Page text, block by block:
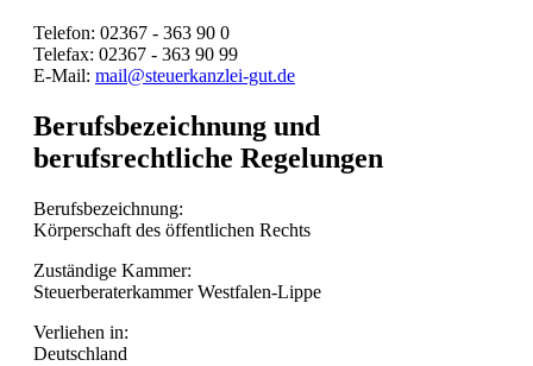
Telefon: 02367 - 363 90 0
Telefax: 02367 - 363 90 99
E-Mail: mail@steuerkanzlei-gut.de
Berufsbezeichnung und
berufsrechtliche Regelungen
Berufsbezeichnung:
Körperschaft des öffentlichen Rechts
Zuständige Kammer:
Steuerberaterkammer Westfalen-Lippe
Verliehen in:
Deutschland